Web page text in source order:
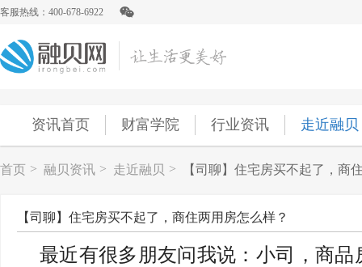
客服热线：400-678-6922
资讯首页 财富学院 行业资讯 走近融贝
首页 > 融贝资讯 > 走近融贝 > 【司聊】住宅房买不起了，商
【司聊】住宅房买不起了，商住两用房怎么样？
最近有很多朋友问我说：小司，商